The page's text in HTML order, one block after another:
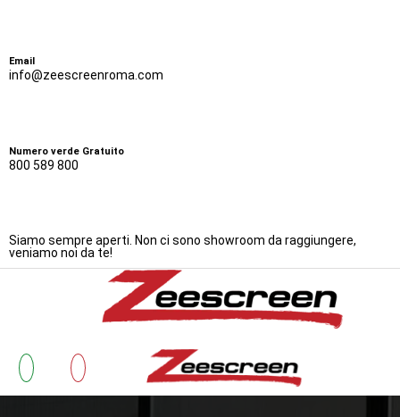
Email
info@zeescreenroma.com
Numero verde Gratuito
800 589 800
Siamo sempre aperti. Non ci sono showroom da raggiungere,
veniamo noi da te!